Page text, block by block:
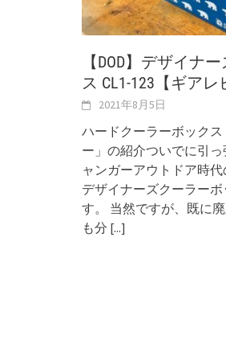
【DOD】デザイナ
ス CL1-123【ギアレ
2021年8月5日
ハードクーラーボック
ー」の紹介ついでに引
ャンガーアウトドア時
デザイナーズクーラー
す。 当然ですが、既に
も分 [...]